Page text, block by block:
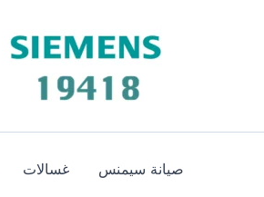
صيانة سيمنس غسالات